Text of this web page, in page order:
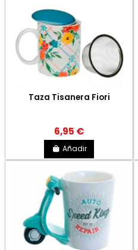
Taza Tisanera Fiori
6,95 €
Añadir